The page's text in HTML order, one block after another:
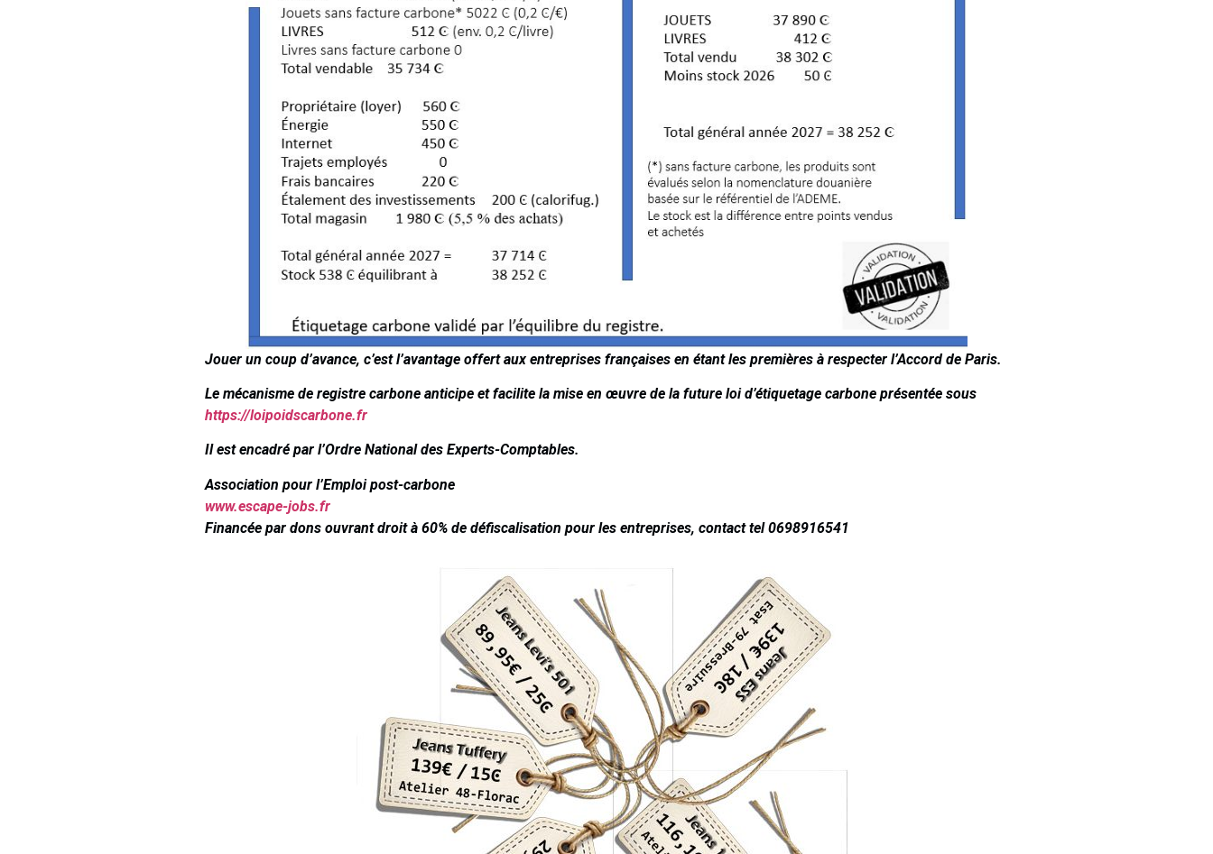
Jouer un coup d’avance, c’est l’avantage offert aux entreprises françaises en étant les premières à respecter l’Accord de Paris.
Le mécanisme de registre carbone anticipe et facilite la mise en œuvre de la future loi d’étiquetage carbone présentée sous
https://loipoidscarbone.fr
Il est encadré par l’Ordre National des Experts-Comptables.
Association pour l’Emploi post-carbone
www.escape-jobs.fr
Financée par dons ouvrant droit à 60% de défiscalisation pour les entreprises, contacttel 0698916541